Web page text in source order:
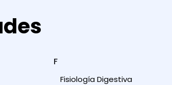
F
Fisiología Digestiva